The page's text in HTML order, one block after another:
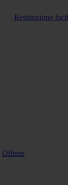
Restituzione
Offerte